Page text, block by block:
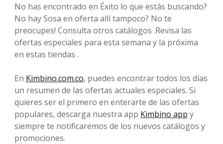
No has encontrado en Éxito lo que estás buscando?
No hay Sosa en oferta allí tampoco? No te
preocupes! Consulta otros catálogos .Revisa las
ofertas especiales para esta semana y la próxima
en estas tiendas .
En Kimbino.com.co, puedes encontrar todos los días
un resumen de las ofertas actuales especiales. Si
quieres ser el primero en enterarte de las ofertas
populares, descarga nuestra app Kimbino app y
siempre te notificaremos de los nuevos catálogos y
promociones.